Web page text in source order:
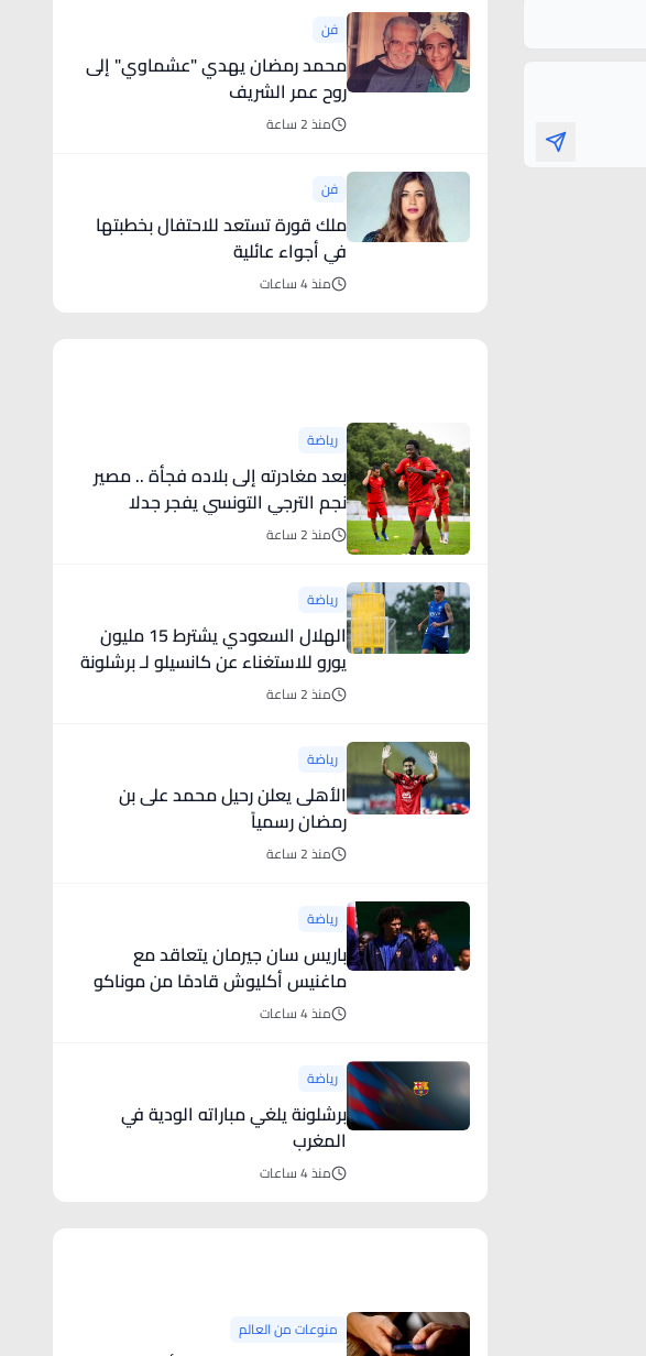
فن
محمد رمضان يهدي "عشماوي" إلى
روح عمر الشريف
منذ 2 ساعة
فن
ملك قورة تستعد للاحتفال بخطبتها
في أجواء عائلية
منذ 4 ساعات
رياضة
بعد مغادرته إلى بلاده فجأة .. مصير
نجم الترجي التونسي يفجر جدلا
منذ 2 ساعة
رياضة
الهلال السعودي يشترط 15 مليون
يورو للاستغناء عن كانسيلو لـ برشلونة
منذ 2 ساعة
رياضة
الأهلى يعلن رحيل محمد على بن
رمضان رسمياً
منذ 2 ساعة
رياضة
باريس سان جيرمان يتعاقد مع
ماغنيس أكليوش قادمًا من موناكو
منذ 4 ساعات
رياضة
برشلونة يلغي مباراته الودية في
المغرب
منذ 4 ساعات
منوعات من العالم